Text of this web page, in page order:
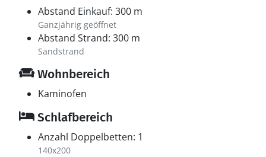
Abstand Einkauf: 300 m
Ganzjährig geöffnet
Abstand Strand: 300 m
Sandstrand
Wohnbereich
Kaminofen
Schlafbereich
Anzahl Doppelbetten: 1
140x200